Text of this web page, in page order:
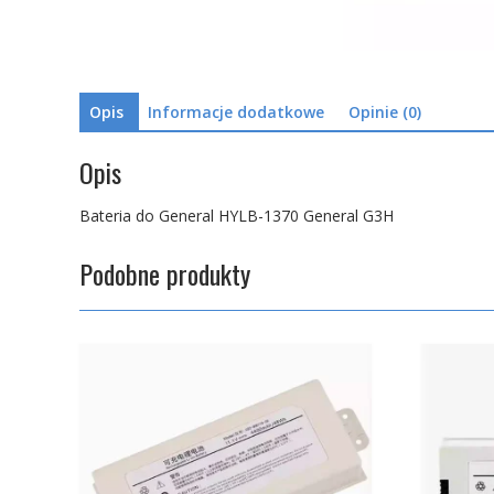
Opis Informacje dodatkowe Opinie (0)
Opis
Bateria do General HYLB-1370 General G3H
Podobne produkty